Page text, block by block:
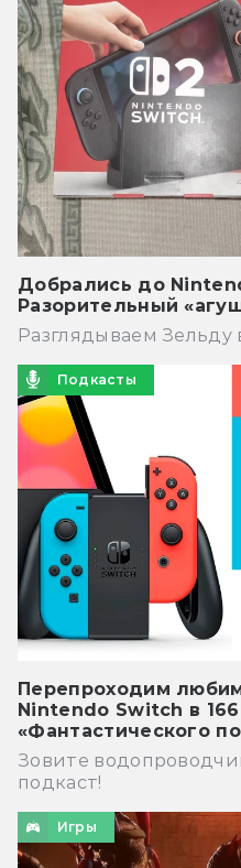
Добрались до
Разорительный
Разглядываем Зельду
Подкасты
Перепроходим
Nintendo Switch в
«Фантастического
Зовите
подкаст!
Игры